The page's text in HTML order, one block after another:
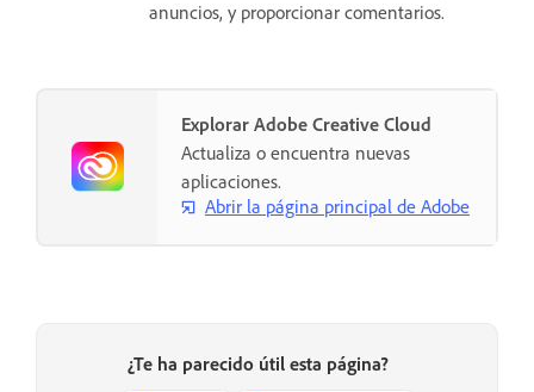
anuncios, y proporcionar comentarios.
Explorar Adobe Creative Cloud
Actualiza o encuentra nuevas
aplicaciones.
Abrir la página principal de Adobe
¿Te ha parecido útil esta página?